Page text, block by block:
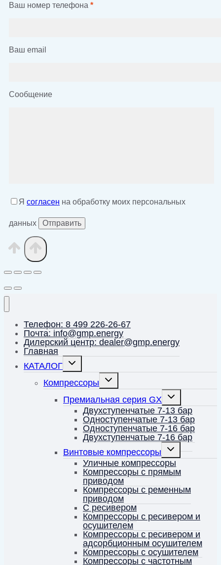
Ваш номер телефона *
Ваш email
Сообщение
Я согласен на обработку моих персональных
данных
Телефон: 8 499 226-26-67
Почта: info@gmp.energy
Дилерский центр: dealer@gmp.energy
Главная
КАТАЛОГ
Переключить
Компрессоры
Переключить
Премиальная серия GX
Переключить
меню
Двухступенчатые 7-13 бар
Одноступенчатые 7-13 бар
Одноступенчатые 7-16 бар
Двухступенчатые 7-16 бар
Винтовые компрессоры
Переключить
дочернее
меню
Уличные компрессоры
Компрессоры с прямым
приводом
Компрессоры с ременным
приводом
С ресивером
Компрессоры с ресивером и
осушителем
Компрессоры с ресивером и
адсорбционным осушителем
Компрессоры с осушителем
Компрессоры с частотным